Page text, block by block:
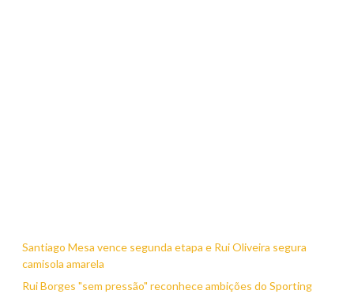
Santiago Mesa vence segunda etapa e Rui Oliveira segura
camisola amarela
Rui Borges "sem pressão" reconhece ambições do Sporting